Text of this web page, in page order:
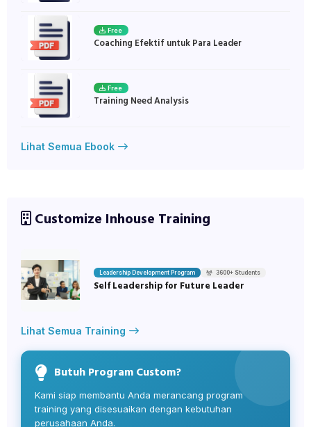
Free
Coaching Efektif untuk Para Leader
Free
Training Need Analysis
Lihat Semua Ebook
Customize Inhouse Training
Leadership Development Program 3600+ Students
Self Leadership for Future Leader
Lihat Semua Training
Butuh Program Custom?
Kami siap membantu Anda merancang program
training yang disesuaikan dengan kebutuhan
perusahaan Anda.